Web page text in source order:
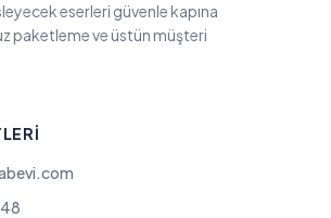
eserleri güvenle kapına
paketleme ve üstün müşteri